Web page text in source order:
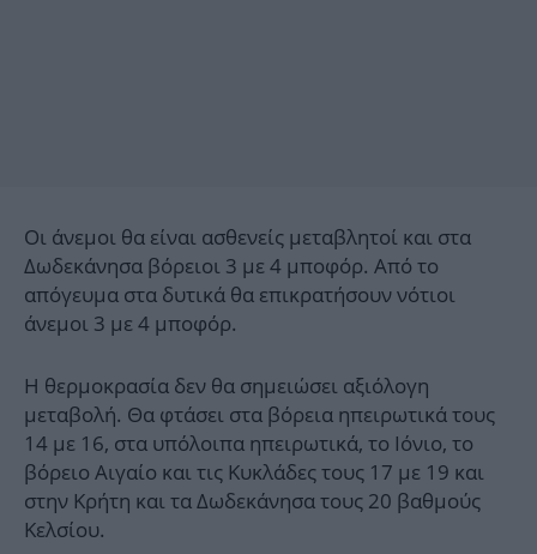
Οι άνεμοι θα είναι ασθενείς μεταβλητοί και στα
Δωδεκάνησα βόρειοι 3 με 4 μποφόρ. Από το
απόγευμα στα δυτικά θα επικρατήσουν νότιοι
άνεμοι 3 με 4 μποφόρ.
Η θερμοκρασία δεν θα σημειώσει αξιόλογη
μεταβολή. Θα φτάσει στα βόρεια ηπειρωτικά τους
14 με 16, στα υπόλοιπα ηπειρωτικά, το Ιόνιο, το
βόρειο Αιγαίο και τις Κυκλάδες τους 17 με 19 και
στην Κρήτη και τα Δωδεκάνησα τους 20 βαθμούς
Κελσίου.